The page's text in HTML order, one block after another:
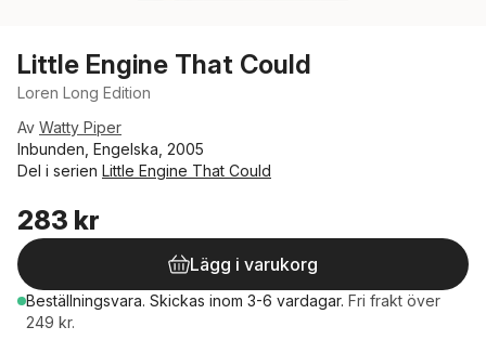
Little Engine That Could
Loren Long Edition
Av Watty Piper
Inbunden, Engelska, 2005
Del i serien Little Engine That Could
283 kr
Lägg i varukorg
Beställningsvara. Skickas inom 3-6 vardagar. Fri frakt över
249 kr.